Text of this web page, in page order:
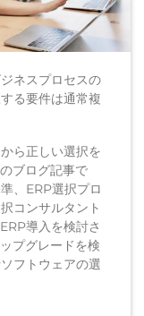
ネスプロセスの
る要件は通常複
ら正しい選択を
ブログ記事で
、ERP選択プロ
コンサルタント
導入を検討さ
プグレードを検
フトウェアの選